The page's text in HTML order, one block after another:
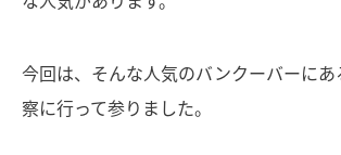
今回は、そんな人気のバンクーバーに
察に行って参りました。